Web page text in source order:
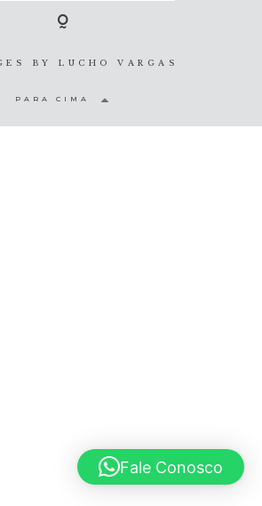
© 2020 Lucho Vargas
BY LUCHO VARGAS
PARA CIMA
Fale Conosco